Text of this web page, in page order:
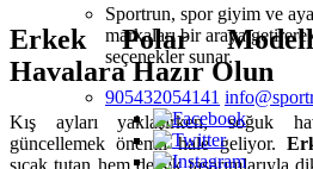
Erkek Polar
Havalara Hazır Olun
Kış ayları yaklaşırken, soğuk
güncellemek önemli hale geliyor.
sıcak tutan hem de şık tasarımlarıyla
Sportrun, spor giyim ve
markaları bir araya
seçenekler sunar.
905432054141